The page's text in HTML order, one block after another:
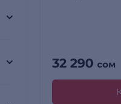
32 290 сом